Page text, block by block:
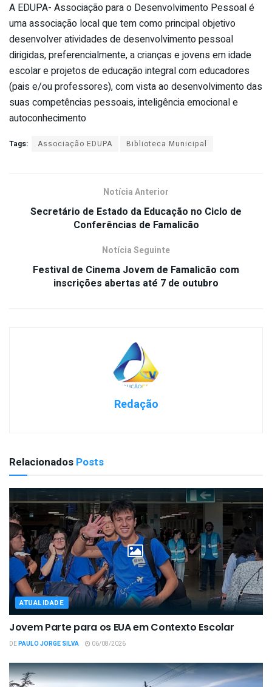
A EDUPA- Associação para o Desenvolvimento Pessoal é
uma associação local que tem como principal objetivo
desenvolver atividades de desenvolvimento pessoal
dirigidas, preferencialmente, a crianças e jovens em idade
escolar e projetos de educação integral com educadores
(pais e/ou professores), com vista ao desenvolvimento das
suas competências pessoais, inteligência emocional e
autoconhecimento
Tags: Associação EDUPA Biblioteca Municipal
Notícia Anterior
Secretário de Estado da Educação no Ciclo de
Conferências de Famalicão
Notícia Seguinte
Festival de Cinema Jovem de Famalicão com
inscrições abertas até 7 de outubro
Redação
Relacionados Posts
ATUALIDADE
Jovem Parte para os EUA em Contexto Escolar
DEPAULO JORGE SILVA 06/08/2026